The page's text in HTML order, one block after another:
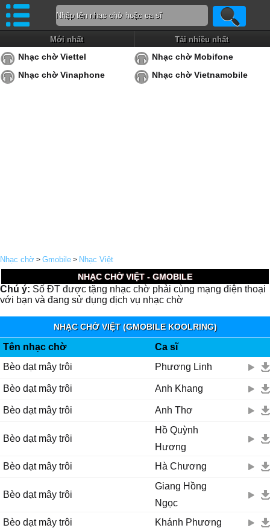
Mới nhất Tải nhiều nhất
Nhạc chờ Viettel
Nhạc chờ Mobifone
Nhạc chờ Vinaphone
Nhạc chờ Vietnamobile
Nhạc chờ > Gmobile > Nhạc Việt
NHẠC CHỜ VIỆT - GMOBILE
Chú ý: Số ĐT được tặng nhạc chờ phải cùng mạng điện thoại
với bạn và đang sử dụng dịch vụ nhạc chờ
NHẠC CHỜ VIỆT (GMOBILE KOOLRING)
Tên nhạc chờ
Ca sĩ
Bèo dạt mây trôi
Phương Linh
Bèo dạt mây trôi Anh Khang
Bèo dạt mây trôi Anh Thơ
Bèo dạt mây trôi
Hồ Quỳnh
Hương
Bèo dạt mây trôi
Hà Chương
Bèo dạt mây trôi
Giang Hồng
Ngọc
Bèo dạt mây trôi
Khánh Phương